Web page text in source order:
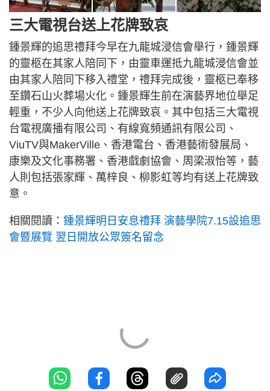
三大電視台送上花牌致哀
鍾景輝的追思禮拜今早在九龍城浸信會舉行，鍾景輝
的靈柩在其家人陪同下，由靈車運抵九龍城浸信會並
由其家人陪同下移入禮堂，禮拜完成後，靈柩已奉移
至鑽石山火葬場火化。鍾景輝生前在演藝界地位舉足
輕重，不少人向他送上花牌致哀。其中包括三大電視
台電視廣播有限公司、有線寬頻通訊有限公司、
ViuTV與MakerVille、香港電台、香港藝術發展局、
康樂及文化事務署、香港戲劇協會、周梁淑怡等，藝
人則包括張家輝、萬梓良、柳影虹等均有送上花牌致
意。
相關閱讀： 鍾景輝明日安息禮拜 演藝學院7.15設追思
會暨展覽 翌日開放公眾簽名留念